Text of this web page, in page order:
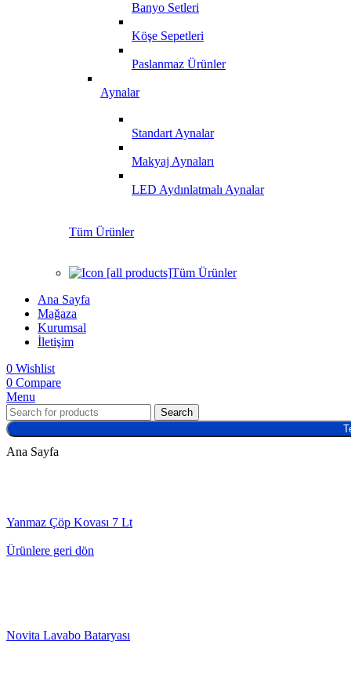
Banyo Setleri
Köşe Sepetleri
Paslanmaz Ürünler
Aynalar
Standart Aynalar
Makyaj Aynaları
LED Aydınlatmalı Aynalar
Tüm Ürünler
Tüm Ürünler
Ana Sayfa
Mağaza
Kurumsal
İletişim
0 Wishlist
0 Compare
Menu
Search
Ana Sayfa
Yanmaz Çöp Kovası 7 Lt
Ürünlere geri dön
Novita Lavabo Bataryası